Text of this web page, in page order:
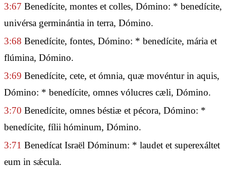
3:67 Benedícite, montes et colles, Dómino: * benedícite,
univérsa germinántia in terra, Dómino.
3:68 Benedícite, fontes, Dómino: * benedícite, mária et
flúmina, Dómino.
3:69 Benedícite, cete, et ómnia, quæ movéntur in aquis,
Dómino: * benedícite, omnes vólucres cæli, Dómino.
3:70 Benedícite, omnes béstiæ et pécora, Dómino: *
benedícite, fílii hóminum, Dómino.
3:71 Benedícat Israël Dóminum: * laudet et superexáltet
eum in sǽcula.